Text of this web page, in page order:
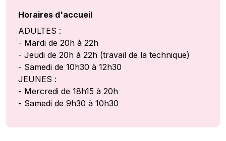
Horaires d'accueil
ADULTES :
- Mardi de 20h à 22h
- Jeudi de 20h à 22h (travail de la technique)
- Samedi de 10h30 à 12h30
JEUNES :
- Mercredi de 18h15 à 20h
- Samedi de 9h30 à 10h30